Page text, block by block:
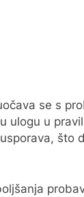
se s
ulogu u
što